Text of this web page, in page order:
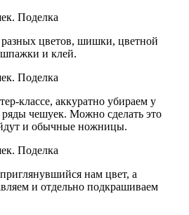
цветов, шишки, цветной
и клей.
классе, аккуратно убираем у
чешуек. Можно сделать это
и обычные ножницы.
нам цвет, а
и отдельно подкрашиваем